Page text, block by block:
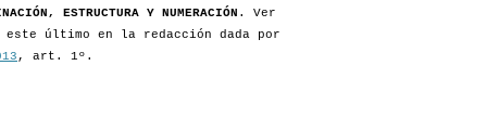
ESTRUCTURA Y NUMERACIÓN . Ver
último en la redacción dada por
, art. 1º.